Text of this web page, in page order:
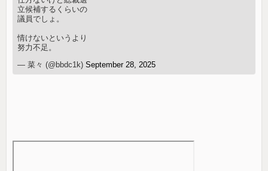
立候補するくらいの
議員でしょ。
情けないというより
努力不足。
— 菜々 (@bbdc1k)September 28, 2025